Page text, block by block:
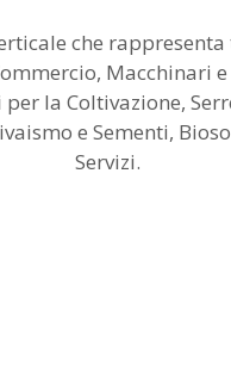
che
Macchinari
la Coltivazione,
e Sementi,
Servizi.